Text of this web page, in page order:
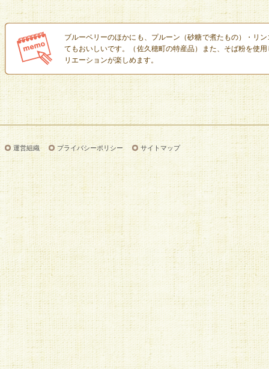
ブルーベリーのほかにも、プルーン（砂糖で煮たもの）・リ
てもおいしいです。（佐久穂町の特産品）また、そば粉を使
リエーションが楽しめます。
運営組織 プライバシーポリシー サイトマップ